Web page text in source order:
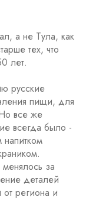
а не Тула, как
тех, что
лет.
русские
пищи, для
все же
всегда было -
за
деталей
региона и